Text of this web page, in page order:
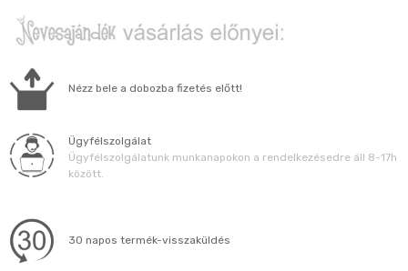
Nézz bele a dobozba fizetés előtt!
Ügyfélszolgálat
Ügyfélszolgálatunk munkanapokon a rendelkezésedre áll 8-17h
között.
30 napos termék-visszaküldés